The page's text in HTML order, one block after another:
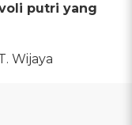
putri yang
Wijaya